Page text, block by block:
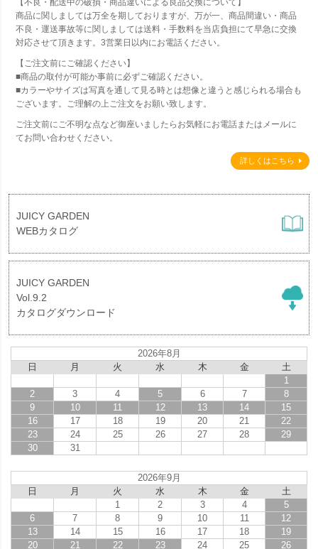
商品に関しましては万全を期しておりますが、万が一、商品間違い・商品
不良・運送事故等に関しましては送料・手数料を当店負担にて早急に交換
対応させて頂きます。3営業日以内にお電話ください。
【ご注文前にご確認ください】
■商品の取付が可能か事前に必ずご確認ください。
■カラーやサイズは写真を通して見る時とは想像と違うと感じられる場合も
ございます。ご理解の上ご注文をお願い致します。
ご注文前にご不明な点など御座いましたらお気軽にお電話またはメールに
てお問い合わせください。
詳しくはこちら
JUICY GARDEN
WEBカタログ
JUICY GARDEN
Vol.9.2
カタログダウンロード
2026年8月
日
月 火 水 木 金
土
1
2
3 4 5 6 7
8
9
10 11 12 13 14
15
16
17 18 19 20 21
22
23
24 25 26 27 28
29
30
31
2026年9月
日
月 火 水 木 金
土
1
2 3 4
5
6
7 8 9 10 11
12
13
14 15 16 17 18
19
20
21 22 23 24 25 26